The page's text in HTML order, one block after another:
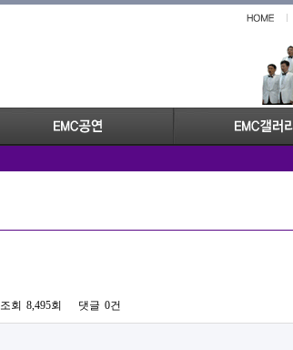
조회 8,495회 댓글 0건